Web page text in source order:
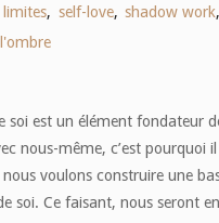
limites, self-love, shadow work,
soi est un élément fondateur
nous-même, c’est pourquoi
voulons construire une
soi. Ce faisant, nous seront